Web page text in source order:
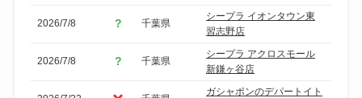
2026/7/8 千葉県
シープラ イオンタウン東
習志野店
2026/7/8 千葉県
シープラ アクロスモール
新鎌ヶ谷店
ガシャポンのデパートイト